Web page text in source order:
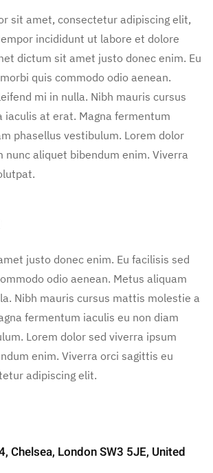
sit amet, consectetur adipiscing elit,
incididunt ut labore et dolore
dictum sit amet justo donec enim. Eu
quis commodo odio aenean.
mi in nulla. Nibh mauris cursus
iaculis at erat. Magna fermentum
phasellus vestibulum. Lorem dolor
nunc aliquet bibendum enim. Viverra
justo donec enim. Eu facilisis sed
odio aenean. Metus aliquam
Nibh mauris cursus mattis molestie a
fermentum iaculis eu non diam
Lorem dolor sed viverra ipsum
enim. Viverra orci sagittis eu
adipiscing elit.
Chelsea, London SW3 5JE, United